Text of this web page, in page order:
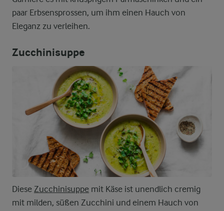
paar Erbsensprossen, um ihm einen Hauch von
Eleganz zu verleihen.
Zucchinisuppe
Diese Zucchinisuppe mit Käse ist unendlich cremig
mit milden, süßen Zucchini und einem Hauch von